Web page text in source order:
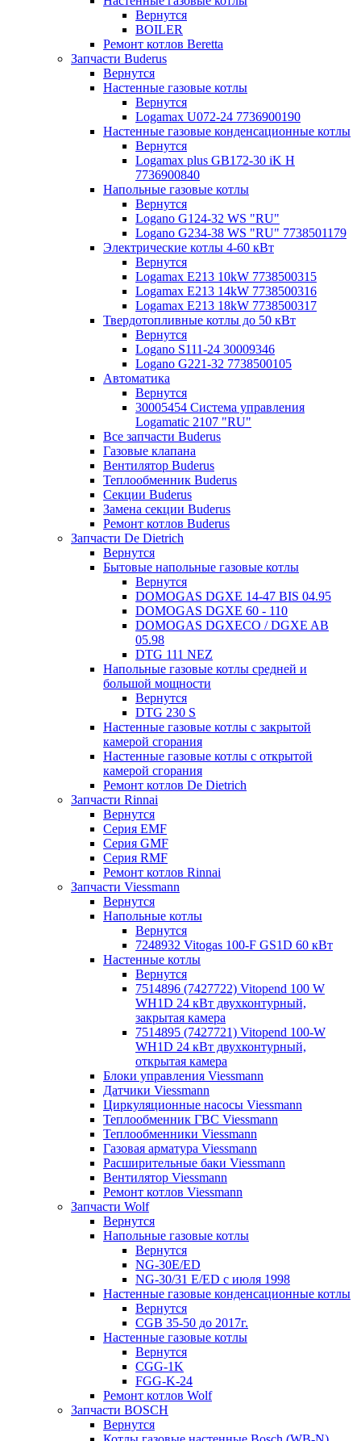
Вернутся
BOILER
Ремонт котлов Beretta
Запчасти Buderus
Вернутся
Настенные газовые котлы
Вернутся
Logamax U072-24 7736900190
Настенные газовые конденсационные котлы
Вернутся
Logamax plus GB172-30 iK H
7736900840
Напольные газовые котлы
Вернутся
Logano G124-32 WS "RU"
Logano G234-38 WS "RU" 7738501179
Электрические котлы 4-60 кВт
Вернутся
Logamax E213 10kW 7738500315
Logamax E213 14kW 7738500316
Logamax E213 18kW 7738500317
Твердотопливные котлы до 50 кВт
Вернутся
Logano S111-24 30009346
Logano G221-32 7738500105
Автоматика
Вернутся
30005454 Система управления
Logamatic 2107 "RU"
Все запчасти Buderus
Газовые клапана
Вентилятор Buderus
Теплообменник Buderus
Секции Buderus
Замена секции Buderus
Ремонт котлов Buderus
Запчасти De Dietrich
Вернутся
Бытовые напольные газовые котлы
Вернутся
DOMOGAS DGXE 14-47 BIS 04.95
DOMOGAS DGXE 60 - 110
DOMOGAS DGXECO / DGXE AB
05.98
DTG 111 NEZ
Напольные газовые котлы средней и
большой мощности
Вернутся
DTG 230 S
Настенные газовые котлы с закрытой
камерой сгорания
Настенные газовые котлы с открытой
камерой сгорания
Ремонт котлов Dе Dietrich
Запчасти Rinnai
Вернутся
Серия EMF
Серия GMF
Серия RMF
Ремонт котлов Rinnai
Запчасти Viessmann
Вернутся
Напольные котлы
Вернутся
7248932 Vitogas 100-F GS1D 60 кВт
Настенные котлы
Вернутся
7514896 (7427722) Vitopend 100 W
WH1D 24 кВт двухконтурный,
закрытая камера
7514895 (7427721) Vitopend 100-W
WH1D 24 кВт двухконтурный,
открытая камера
Блоки управления Viessmann
Датчики Viessmann
Циркуляционные насосы Viessmann
Теплообменник ГВС Viessmann
Теплообменники Viessmann
Газовая арматура Viessmann
Расширительные баки Viessmann
Вентилятор Viessmann
Ремонт котлов Viessmann
Запчасти Wolf
Вернутся
Напольные газовые котлы
Вернутся
NG-30E/ED
NG-30/31 E/ED с июля 1998
Настенные газовые конденсационные котлы
Вернутся
CGB 35-50 до 2017г.
Настенные газовые котлы
Вернутся
CGG-1K
FGG-K-24
Ремонт котлов Wolf
Запчасти BOSCH
Вернутся